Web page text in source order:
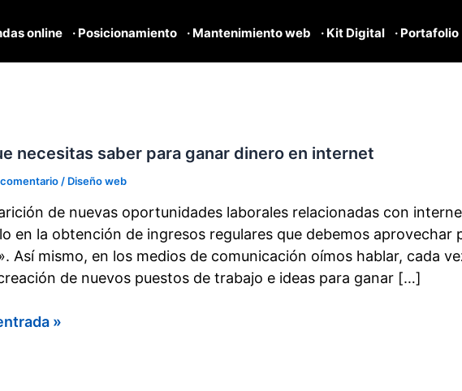
online · Posicionamiento · Mantenimiento web · Kit Digital · Portafolio
necesitas saber para ganar dinero en internet
comentario / Diseño web
de nuevas oportunidades laborales relacionadas con
en la obtención de ingresos regulares que debemos aprovechar
Así mismo, en los medios de comunicación oímos hablar, cada
de nuevos puestos de trabajo e ideas para ganar […]
»